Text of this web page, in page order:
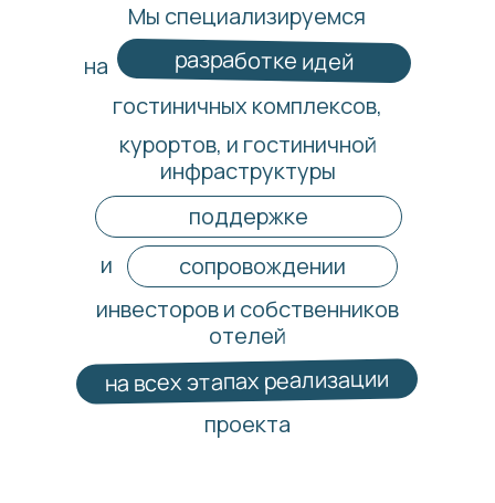
гостиничных комплексов,
на
на всех этапах реализации
поддержке
сопровождении
разработке идей
Мы специализируемся
курортов, и гостиничной
инфраструктуры
инвесторов и собственников
отелей
проекта
и